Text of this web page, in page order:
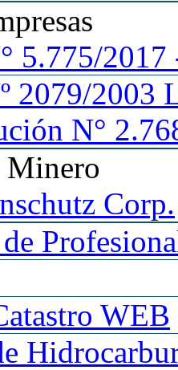
5.775/
2079/2003
N°
Minero
Corp.
de
WEB